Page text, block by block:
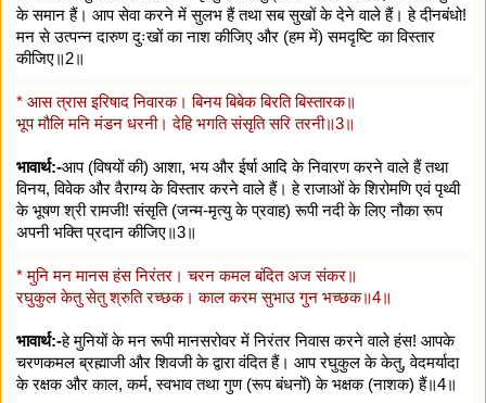
के समान हैं। आप सेवा करने में सुलभ हैं तथा सब सुखों के देने वाले हैं। हे दीनबंधो!
मन से उत्पन्न दारुण दुःखों का नाश कीजिए और (हम में) समदृष्टि का विस्तार
कीजिए॥2॥
* आस त्रास इरिषाद निवारक। बिनय बिबेक बिरति बिस्तारक॥
भूप मौलि मनि मंडन धरनी। देहि भगति संसृति सरि तरनी॥3॥
भावार्थ:-आप (विषयों की) आशा, भय और ईर्षा आदि के निवारण करने वाले हैं तथा
विनय, विवेक और वैराग्य के विस्तार करने वाले हैं। हे राजाओं के शिरोमणि एवं पृथ्वी
के भूषण श्री रामजी! संसृति (जन्म-मृत्यु के प्रवाह) रूपी नदी के लिए नौका रूप
अपनी भक्ति प्रदान कीजिए॥3॥
* मुनि मन मानस हंस निरंतर। चरन कमल बंदित अज संकर॥
रघुकुल केतु सेतु श्रुति रच्छक। काल करम सुभाउ गुन भच्छक॥4॥
भावार्थ:-हे मुनियों के मन रूपी मानसरोवर में निरंतर निवास करने वाले हंस! आपके
चरणकमल ब्रह्माजी और शिवजी के द्वारा वंदित हैं। आप रघुकुल के केतु, वेदमर्यादा
के रक्षक और काल, कर्म, स्वभाव तथा गुण (रूप बंधनों) के भक्षक (नाशक) हैं॥4॥